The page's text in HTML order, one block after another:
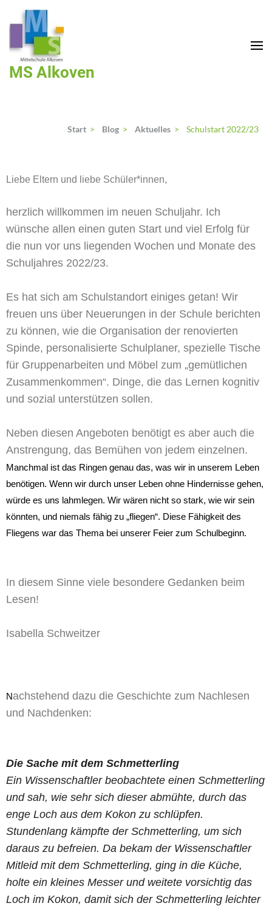
MS Alkoven
Start > Blog > Aktuelles > Schulstart 2022/23
Liebe Eltern und liebe Schüler*innen,
herzlich willkommen im neuen Schuljahr. Ich
wünsche allen einen guten Start und viel Erfolg für
die nun vor uns liegenden Wochen und Monate des
Schuljahres 2022/23.
Es hat sich am Schulstandort einiges getan! Wir
freuen uns über Neuerungen in der Schule berichten
zu können, wie die Organisation der renovierten
Spinde, personalisierte Schulplaner, spezielle Tische
für Gruppenarbeiten und Möbel zum „gemütlichen
Zusammenkommen“. Dinge, die das Lernen kognitiv
und sozial unterstützen sollen.
Neben diesen Angeboten benötigt es aber auch die
Anstrengung, das Bemühen von jedem einzelnen.
Manchmal ist das Ringen genau das, was wir in unserem Leben
benötigen. Wenn wir durch unser Leben ohne Hindernisse gehen,
würde es uns lahmlegen. Wir wären nicht so stark, wie wir sein
könnten, und niemals fähig zu „fliegen“. Diese Fähigkeit des
Fliegens war das Thema bei unserer Feier zum Schulbeginn.
In diesem Sinne viele besondere Gedanken beim
Lesen!
Isabella Schweitzer
Nachstehend dazu die Geschichte zum Nachlesen
und Nachdenken:
Die Sache mit dem Schmetterling
Ein Wissenschaftler beobachtete einen Schmetterling
und sah, wie sehr sich dieser abmühte, durch das
enge Loch aus dem Kokon zu schlüpfen.
Stundenlang kämpfte der Schmetterling, um sich
daraus zu befreien. Da bekam der Wissenschaftler
Mitleid mit dem Schmetterling, ging in die Küche,
holte ein kleines Messer und weitete vorsichtig das
Loch im Kokon, damit sich der Schmetterling leichter